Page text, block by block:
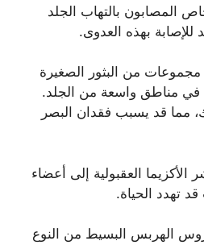
المصابون بالتهاب الجلد
للإصابة بهذه العدوى.
مجموعات من البثور الصغيرة
في مناطق واسعة من الجلد.
مما قد يسبب فقدان البصر
الأكزيما العقبولية إلى أعضاء
تهدد الحياة.
الهربس البسيط من النوع